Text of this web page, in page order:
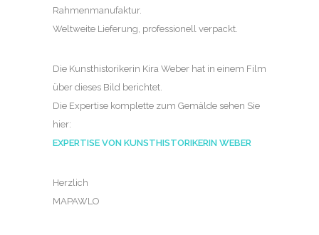
Rahmenmanufaktur.
Weltweite Lieferung, professionell verpackt.
Die Kunsthistorikerin Kira Weber hat in einem Film
über dieses Bild berichtet.
Die Expertise komplette zum Gemälde sehen Sie
hier:
EXPERTISE VON KUNSTHISTORIKERIN WEBER
Herzlich
MAPAWLO